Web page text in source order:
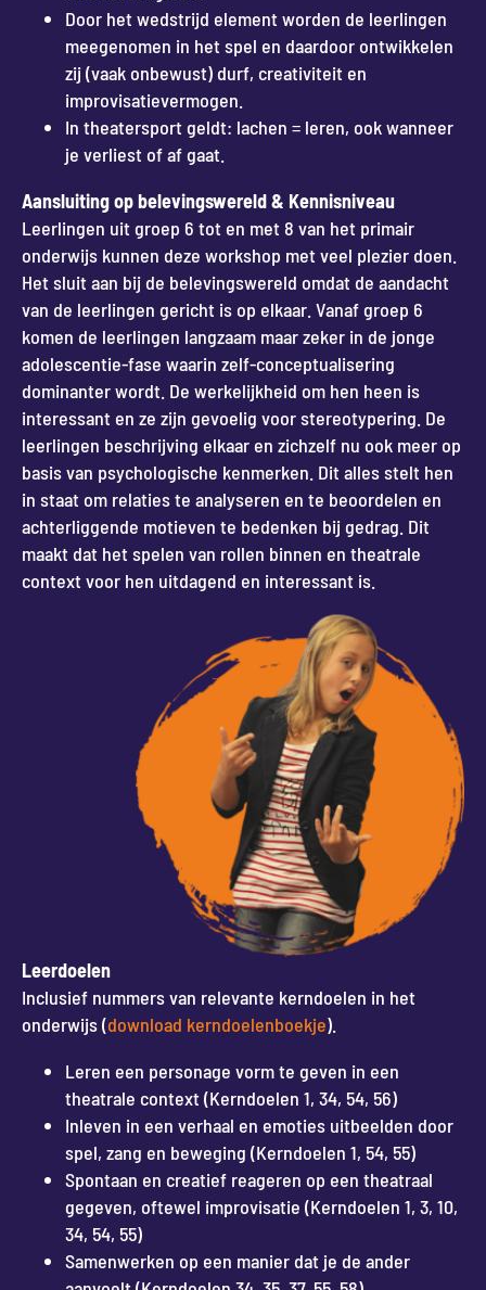
Door het wedstrijd element worden de leerlingen
meegenomen in het spel en daardoor ontwikkelen
zij (vaak onbewust) durf, creativiteit en
improvisatievermogen.
In theatersport geldt: lachen = leren, ook wanneer
je verliest of af gaat.
Aansluiting op belevingswereld & Kennisniveau
Leerlingen uit groep 6 tot en met 8 van het primair
onderwijs kunnen deze workshop met veel plezier doen.
Het sluit aan bij de belevingswereld omdat de aandacht
van de leerlingen gericht is op elkaar. Vanaf groep 6
komen de leerlingen langzaam maar zeker in de jonge
adolescentie-fase waarin zelf-conceptualisering
dominanter wordt. De werkelijkheid om hen heen is
interessant en ze zijn gevoelig voor stereotypering. De
leerlingen beschrijving elkaar en zichzelf nu ook meer op
basis van psychologische kenmerken. Dit alles stelt hen
in staat om relaties te analyseren en te beoordelen en
achterliggende motieven te bedenken bij gedrag. Dit
maakt dat het spelen van rollen binnen en theatrale
context voor hen uitdagend en interessant is.
Leerdoelen
Inclusief nummers van relevante kerndoelen in het
onderwijs (download kerndoelenboekje).
Leren een personage vorm te geven in een
theatrale context (Kerndoelen 1, 34, 54, 56)
Inleven in een verhaal en emoties uitbeelden door
spel, zang en beweging (Kerndoelen 1, 54, 55)
Spontaan en creatief reageren op een theatraal
gegeven, oftewel improvisatie (Kerndoelen 1, 3, 10,
34, 54, 55)
Samenwerken op een manier dat je de ander